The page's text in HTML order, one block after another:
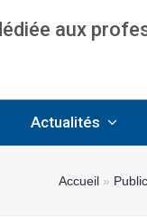
aux
Actualités
Accueil »